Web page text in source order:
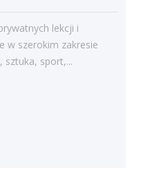
lekcji i
w szerokim zakresie
sztuka, sport,...